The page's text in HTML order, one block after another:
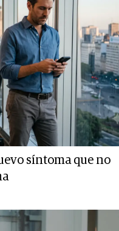
síntoma que no